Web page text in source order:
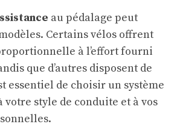
au pédalage peut
Certains vélos offrent
à l’effort fourni
que d’autres disposent de
essentiel de choisir un système
votre style de conduite et à vos